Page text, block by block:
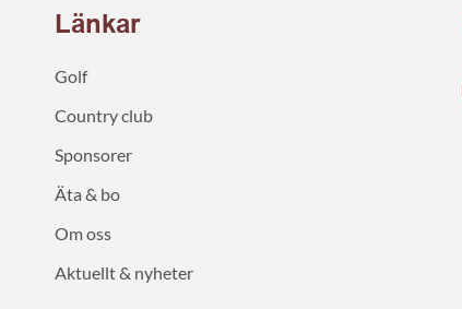
Länkar
Golf
Country club
Sponsorer
Äta & bo
Om oss
Aktuellt & nyheter